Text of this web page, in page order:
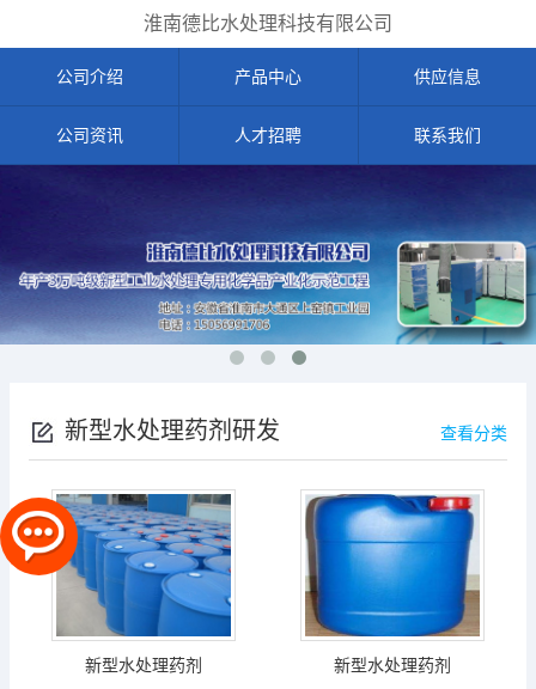
淮南德比水处理科技有限公司
公司介绍 产品中心 供应信息
公司资讯 人才招聘 联系我们
新型水处理药剂研发
及技术支持
查看分类
新型水处理药剂 新型水处理药剂